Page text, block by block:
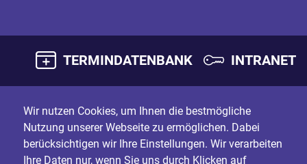
TERMINDATENBANK INTRANET
Wir nutzen Cookies, um Ihnen die bestmögliche
Nutzung unserer Webseite zu ermöglichen. Dabei
berücksichtigen wir Ihre Einstellungen. Wir verarbeiten
Ihre Daten nur, wenn Sie uns durch Klicken auf